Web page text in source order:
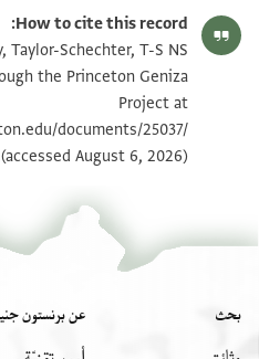
T-S NS 305.156 1v
بيان أذونات الصورة
How to cite this record:
Taylor-Schechter, T-S NS
the Princeton Geniza
Project at
documents/25037/
(accessed August 6, 2026).
بحث عن برنستون